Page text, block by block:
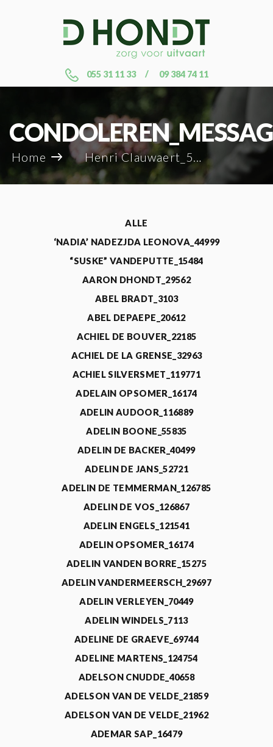
055 31 11 33 09 384 74 11
Home Henri Clauwaert_58688
ALLE
‘NADIA’ NADEZJDA LEONOVA_44999
“SUSKE” VANDEPUTTE_15484
AARON DHONDT_29562
ABEL BRADT_3103
ABEL DEPAEPE_20612
ACHIEL DE BOUVER_22185
ACHIEL DE LA GRENSE_32963
ACHIEL SILVERSMET_119771
ADELAIN OPSOMER_16174
ADELIN AUDOOR_116889
ADELIN BOONE_55835
ADELIN DE BACKER_40499
ADELIN DE JANS_52721
ADELIN DE TEMMERMAN_126785
ADELIN DE VOS_126867
ADELIN ENGELS_121541
ADELIN OPSOMER_16174
ADELIN VANDEN BORRE_15275
ADELIN VANDERMEERSCH_29697
ADELIN VERLEYEN_70449
ADELIN WINDELS_7113
ADELINE DE GRAEVE_69744
ADELINE MARTENS_124754
ADELSON CNUDDE_40658
ADELSON VAN DE VELDE_21859
ADELSON VAN DE VELDE_21962
ADEMAR SAP_16479